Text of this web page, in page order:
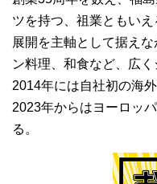
ツを持つ、祖業ともい
展開を主軸として据え
ン料理、和食など、広
2014年には自社初の海
2023年からはヨーロッ
る。